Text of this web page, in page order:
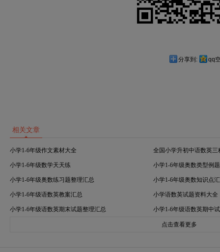
分享到: qq
相关文章
小学1-6年级作文素材大全 全国小学升初中语数英三
小学1-6年级数学天天练 小学1-6年级奥数类型例
小学1-6年级奥数练习题整理汇总 小学1-6年级奥数知识点
小学1-6年级语数英教案汇总 小学语数英试题资料大全
小学1-6年级语数英期末试题整理汇总 小学1-6年级语数英期中
点击查看更多